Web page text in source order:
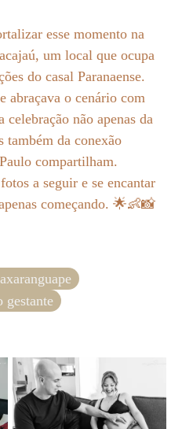
esse momento na
um local que ocupa
do casal Paranaense.
abraçava o cenário com
não apenas da
também da conexão
compartilham.
a seguir e se encantar
começando. 🌟👶📸
gestante